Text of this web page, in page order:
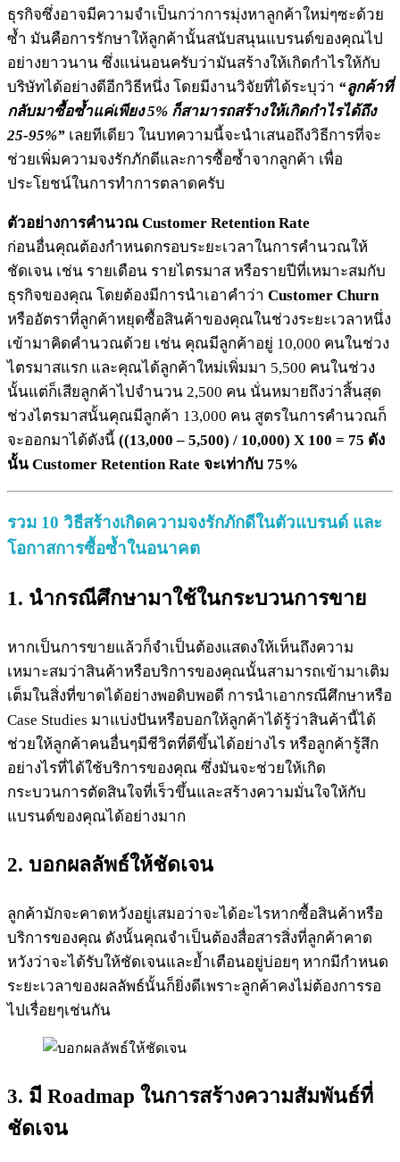
ธุรกิจซึ่งอาจมีความจำเป็นกว่าการมุ่งหาลูกค้าใหม่ๆซะด้วย
ซ้ำ มันคือการรักษาให้ลูกค้านั้นสนับสนุนแบรนด์ของคุณไป
อย่างยาวนาน ซึ่งแน่นอนครับว่ามันสร้างให้เกิดกำไรให้กับ
บริษัทได้อย่างดีอีกวิธีหนึ่ง โดยมีงานวิจัยที่ได้ระบุว่า “ลูกค้าที่
กลับมาซื้อซ้ำแค่เพียง 5% ก็สามารถสร้างให้เกิดกำไรได้ถึง
25-95%” เลยทีเดียว ในบทความนี้จะนำเสนอถึงวิธีการที่จะ
ช่วยเพิ่มความจงรักภักดีและการซื้อซ้ำจากลูกค้า เพื่อ
ประโยชน์ในการทำการตลาดครับ
ตัวอย่างการคำนวณ Customer Retention Rate
ก่อนอื่นคุณต้องกำหนดกรอบระยะเวลาในการคำนวณให้
ชัดเจน เช่น รายเดือน รายไตรมาส หรือรายปีที่เหมาะสมกับ
ธุรกิจของคุณ โดยต้องมีการนำเอาคำว่า Customer Churn
หรืออัตราที่ลูกค้าหยุดซื้อสินค้าของคุณในช่วงระยะเวลาหนึ่ง
เข้ามาคิดคำนวณด้วย เช่น คุณมีลูกค้าอยู่ 10,000 คนในช่วง
ไตรมาสแรก และคุณได้ลูกค้าใหม่เพิ่มมา 5,500 คนในช่วง
นั้นแต่ก็เสียลูกค้าไปจำนวน 2,500 คน นั่นหมายถึงว่าสิ้นสุด
ช่วงไตรมาสนั้นคุณมีลูกค้า 13,000 คน สูตรในการคำนวณก็
จะออกมาได้ดังนี้ ((13,000 – 5,500) / 10,000) X 100 = 75 ดัง
นั้น Customer Retention Rate จะเท่ากับ 75%
รวม 10 วิธีสร้างเกิดความจงรักภักดีในตัวแบรนด์ และ
โอกาสการซื้อซ้ำในอนาคต
1. นำกรณีศึกษามาใช้ในกระบวนการขาย
หากเป็นการขายแล้วก็จำเป็นต้องแสดงให้เห็นถึงความ
เหมาะสมว่าสินค้าหรือบริการของคุณนั้นสามารถเข้ามาเติม
เต็มในสิ่งที่ขาดได้อย่างพอดิบพอดี การนำเอากรณีศึกษาหรือ
Case Studies มาแบ่งปันหรือบอกให้ลูกค้าได้รู้ว่าสินค้านี้ได้
ช่วยให้ลูกค้าคนอื่นๆมีชีวิตที่ดีขึ้นได้อย่างไร หรือลูกค้ารู้สึก
อย่างไรที่ได้ใช้บริการของคุณ ซึ่งมันจะช่วยให้เกิด
กระบวนการตัดสินใจที่เร็วขึ้นและสร้างความมั่นใจให้กับ
แบรนด์ของคุณได้อย่างมาก
2. บอกผลลัพธ์ให้ชัดเจน
ลูกค้ามักจะคาดหวังอยู่เสมอว่าจะได้อะไรหากซื้อสินค้าหรือ
บริการของคุณ ดังนั้นคุณจำเป็นต้องสื่อสารสิ่งที่ลูกค้าคาด
หวังว่าจะได้รับให้ชัดเจนและย้ำเตือนอยู่บ่อยๆ หากมีกำหนด
ระยะเวลาของผลลัพธ์นั้นก็ยิ่งดีเพราะลูกค้าคงไม่ต้องการรอ
ไปเรื่อยๆเช่นกัน
3. มี Roadmap ในการสร้างความสัมพันธ์ที่
ชัดเจน